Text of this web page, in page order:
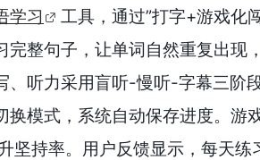
学习
工具，通过”打字+游戏化
整句子，让单词自然重复出现
听力采用盲听-慢听-字幕三阶
换模式，系统自动保存进度。
坚持率。用户反馈显示，每天